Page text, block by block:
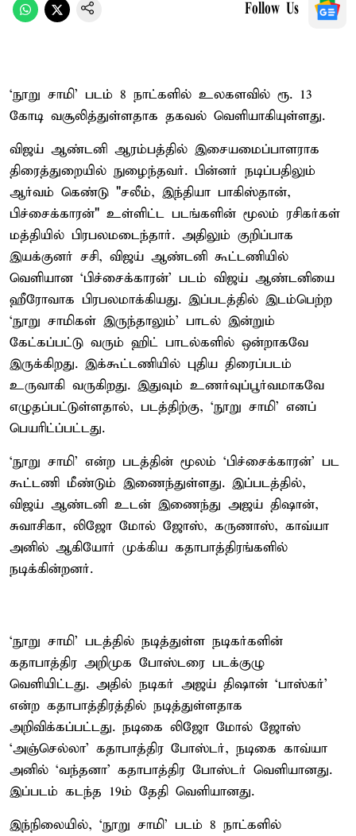
Follow Us
‘நூறு சாமி’ படம் 8 நாட்களில் உலகளவில் ரூ. 13
கோடி வசூலித்துள்ளதாக தகவல் வெளியாகியுள்ளது.
விஜய் ஆண்டனி ஆரம்பத்தில் இசையமைப்பாளராக
திரைத்துறையில் நுழைந்தவர். பின்னர் நடிப்பதிலும்
ஆர்வம் கெண்டு "சலீம், இந்தியா பாகிஸ்தான்,
பிச்சைக்காரன்" உள்ளிட்ட படங்களின் மூலம் ரசிகர்கள்
மத்தியில் பிரபலமடைந்தார். அதிலும் குறிப்பாக
இயக்குனர் சசி, விஜய் ஆண்டனி கூட்டணியில்
வெளியான ‘பிச்சைக்காரன்’ படம் விஜய் ஆண்டனியை
ஹீரோவாக பிரபலமாக்கியது. இப்படத்தில் இடம்பெற்ற
‘நூறு சாமிகள் இருந்தாலும்’ பாடல் இன்றும்
கேட்கப்பட்டு வரும் ஹிட் பாடல்களில் ஒன்றாகவே
இருக்கிறது. இக்கூட்டணியில் புதிய திரைப்படம்
உருவாகி வருகிறது. இதுவும் உணர்வுப்பூர்வமாகவே
எழுதப்பட்டுள்ளதால், படத்திற்கு, ‘நூறு சாமி’ எனப்
பெயரிட்ப்பட்டது.
‘நூறு சாமி’ என்ற படத்தின் மூலம் ‘பிச்சைக்காரன்’ பட
கூட்டணி மீண்டும் இணைந்துள்ளது. இப்படத்தில்,
விஜய் ஆண்டனி உடன் இணைந்து அஜய் திஷான்,
சுவாசிகா, லிஜோ மோல் ஜோஸ், கருணாஸ், காவ்யா
அனில் ஆகியோர் முக்கிய கதாபாத்திரங்களில்
நடிக்கின்றனர்.
‘நூறு சாமி’ படத்தில் நடித்துள்ள நடிகர்களின்
கதாபாத்திர அறிமுக போஸ்டரை படக்குழு
வெளியிட்டது. அதில் நடிகர் அஜய் திஷான் ‘பாஸ்கர்’
என்ற கதாபாத்திரத்தில் நடித்துள்ளதாக
அறிவிக்கப்பட்டது. நடிகை லிஜோ மோல் ஜோஸ்
‘அஞ்செல்லா’ கதாபாத்திர போஸ்டர், நடிகை காவ்யா
அனில் ‘வந்தனா’ கதாபாத்திர போஸ்டர் வெளியானது.
இப்படம் கடந்த 19ம் தேதி வெளியானது.
இந்நிலையில், ‘நூறு சாமி’ படம் 8 நாட்களில்